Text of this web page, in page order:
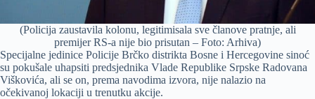
(Policija zaustavila kolonu, legitimisala sve članove pratnje, ali
premijer RS-a nije bio prisutan – Foto: Arhiva)
Specijalne jedinice Policije Brčko distrikta Bosne i Hercegovine sinoć
su pokušale uhapsiti predsjednika Vlade Republike Srpske Radovana
Viškovića, ali se on, prema navodima izvora, nije nalazio na
očekivanoj lokaciji u trenutku akcije.